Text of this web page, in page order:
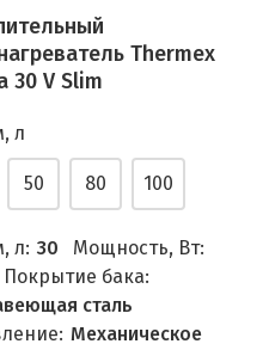
Thermex
30 V Slim
л
50 80 100
л: 30
Мощность, Вт:
Покрытие бака:
сталь
Механическое